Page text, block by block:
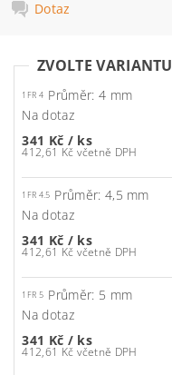
Dotaz
ZVOLTE VARIANTU
1FR 4 Průměr: 4 mm
Na dotaz
341 Kč / ks
412,61 Kč včetně DPH
1FR 4.5 Průměr: 4,5 mm
Na dotaz
341 Kč / ks
412,61 Kč včetně DPH
1FR 5 Průměr: 5 mm
Na dotaz
341 Kč / ks
412,61 Kč včetně DPH